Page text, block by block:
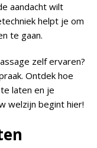
aandacht wilt
helpt je om
te gaan.
zelf ervaren?
Ontdek hoe
laten en je
welzijn begint hier!